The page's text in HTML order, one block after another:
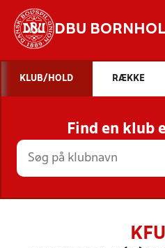
DBU
STILLINGER,
KLUB/HOLD RÆKKE
Find en klub